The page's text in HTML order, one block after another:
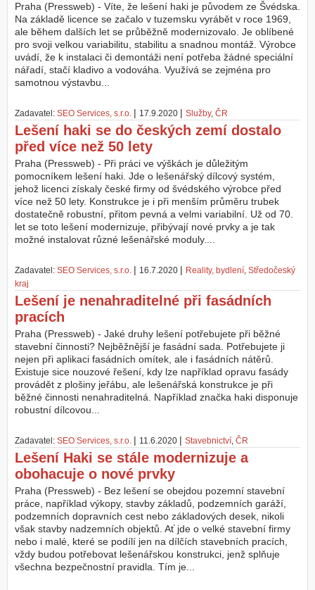
Praha (Pressweb) - Víte, že lešení haki je původem ze Švédska.
Na základě licence se začalo v tuzemsku vyrábět v roce 1969,
ale během dalších let se průběžně modernizovalo. Je oblíbené
pro svoji velkou variabilitu, stabilitu a snadnou montáž. Výrobce
uvádí, že k instalaci či demontáži není potřeba žádné speciální
nářadí, stačí kladivo a vodováha. Využívá se zejména pro
samotnou výstavbu...
Zadavatel: SEO Services, s.r.o. | 17.9.2020 | Služby, ČR
Lešení haki se do českých zemí dostalo
před více než 50 lety
Praha (Pressweb) - Při práci ve výškách je důležitým
pomocníkem lešení haki. Jde o lešenářský dílcový systém,
jehož licenci získaly české firmy od švédského výrobce před
více než 50 lety. Konstrukce je i při menším průměru trubek
dostatečně robustní, přitom pevná a velmi variabilní. Už od 70.
let se toto lešení modernizuje, přibývají nové prvky a je tak
možné instalovat různé lešenářské moduly....
Zadavatel: SEO Services, s.r.o. | 16.7.2020 | Reality, bydlení, Středočeský
kraj
Lešení je nenahraditelné při fasádních
pracích
Praha (Pressweb) - Jaké druhy lešení potřebujete při běžné
stavební činnosti? Nejběžnější je fasádní sada. Potřebujete ji
nejen při aplikaci fasádních omítek, ale i fasádních nátěrů.
Existuje sice nouzové řešení, kdy lze například opravu fasády
provádět z plošiny jeřábu, ale lešenářská konstrukce je při
běžné činnosti nenahraditelná. Například značka haki disponuje
robustní dílcovou...
Zadavatel: SEO Services, s.r.o. | 11.6.2020 | Stavebnictví, ČR
Lešení Haki se stále modernizuje a
obohacuje o nové prvky
Praha (Pressweb) - Bez lešení se obejdou pozemní stavební
práce, například výkopy, stavby základů, podzemních garáží,
podzemních dopravních cest nebo základových desek, nikoli
však stavby nadzemních objektů. Ať jde o velké stavební firmy
nebo i malé, které se podílí jen na dílčích stavebních pracích,
vždy budou potřebovat lešenářskou konstrukci, jenž splňuje
všechna bezpečnostní pravidla. Tím je...